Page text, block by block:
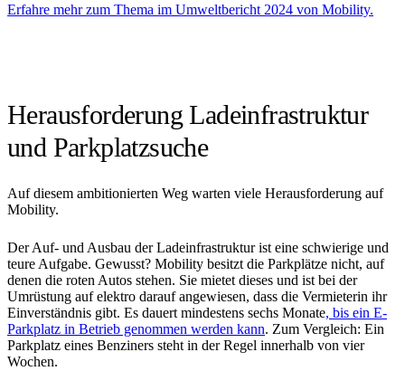
Erfahre mehr zum Thema im Umweltbericht 2024 von Mobility.
Herausforderung Ladeinfrastruktur
und Parkplatzsuche
Auf diesem ambitionierten Weg warten viele Herausforderung auf
Mobility.
Der Auf- und Ausbau der Ladeinfrastruktur ist eine schwierige und
teure Aufgabe. Gewusst? Mobility besitzt die Parkplätze nicht, auf
denen die roten Autos stehen. Sie mietet dieses und ist bei der
Umrüstung auf elektro darauf angewiesen, dass die Vermieterin ihr
Einverständnis gibt. Es dauert mindestens sechs Monate, bis ein E-
Parkplatz in Betrieb genommen werden kann. Zum Vergleich: Ein
Parkplatz eines Benziners steht in der Regel innerhalb von vier
Wochen.